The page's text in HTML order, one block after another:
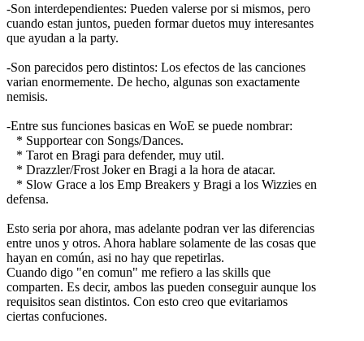
-Son interdependientes: Pueden valerse por si mismos, pero
cuando estan juntos, pueden formar duetos muy interesantes
que ayudan a la party.
-Son parecidos pero distintos: Los efectos de las canciones
varian enormemente. De hecho, algunas son exactamente
nemisis.
-Entre sus funciones basicas en WoE se puede nombrar:
* Supportear con Songs/Dances.
* Tarot en Bragi para defender, muy util.
* Drazzler/Frost Joker en Bragi a la hora de atacar.
* Slow Grace a los Emp Breakers y Bragi a los Wizzies en
defensa.
Esto seria por ahora, mas adelante podran ver las diferencias
entre unos y otros. Ahora hablare solamente de las cosas que
hayan en común, asi no hay que repetirlas.
Cuando digo "en comun" me refiero a las skills que
comparten. Es decir, ambos las pueden conseguir aunque los
requisitos sean distintos. Con esto creo que evitariamos
ciertas confuciones.